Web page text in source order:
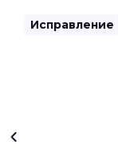
Исправление